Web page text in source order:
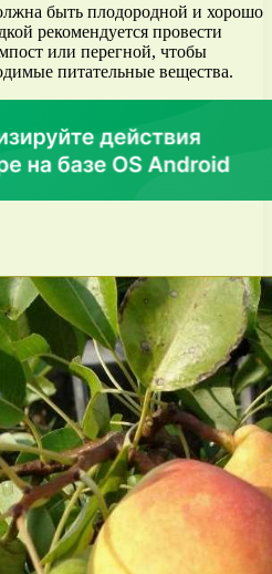
быть плодородной и хорошо
рекомендуется провести
или перегной, чтобы
питательные вещества.